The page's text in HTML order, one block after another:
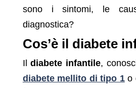
sono i sintomi, le
diagnostica?
Cos’è il diabete
Ildiabete infantile,
diabete mellito di tipo 1o